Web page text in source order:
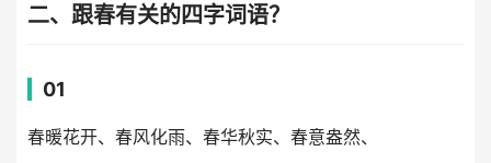
二、跟春有关的四字词语？
01
春暖花开、春风化雨、春华秋实、春意盎然、